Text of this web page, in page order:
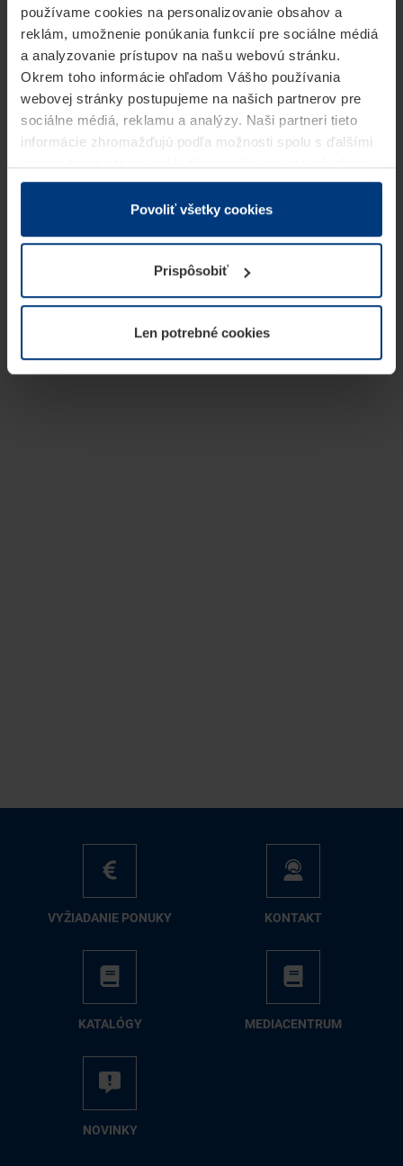
používame cookies na personalizovanie obsahov a
reklám, umožnenie ponúkania funkcií pre sociálne médiá
a analyzovanie prístupov na našu webovú stránku.
Okrem toho informácie ohľadom Vášho používania
webovej stránky postupujeme na našich partnerov pre
sociálne médiá, reklamu a analýzy. Naši partneri tieto
informácie zhromažďujú podľa možnosti spolu s ďalšími
v rámci Vášho využívania služieb.
Z právneho hľadiska môžeme cookies ukladať na Vašom
prevádzku tejto stránky. Pre všetky ostatné typy cookie
potrebujeme Vaše povolenie. Vaše povolenie môžete
kedykoľvek zmeniť alebo odvolať vo vysvetlení cookie
našej webovej stránky.
Povoliť všetky cookies
Prispôsobiť
Len potrebné cookies
VY­ŽIA­DA­NIE PO­NU­KY KON­TAKT
KA­TA­LÓ­GY ME­DIA­CEN­TRUM
NO­VIN­KY